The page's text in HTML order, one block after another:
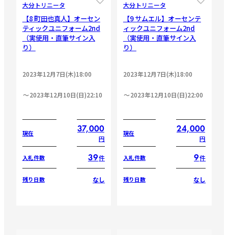
大分トリニータ
【8 町田也真人】オーセン
ティックユニフォーム2nd
（実使用・直筆サイン入
り）
2023年12月7日(木)18:00
2023年12月10日(日)22:10
現在 37,000
円
入札件数 39件
残り日数 なし
大分トリニータ
【9 サムエル】オーセンテ
ィックユニフォーム2nd
（実使用・直筆サイン入
り）
2023年12月7日(木)18:00
2023年12月10日(日)22:00
現在 24,000
円
入札件数 9件
残り日数 なし